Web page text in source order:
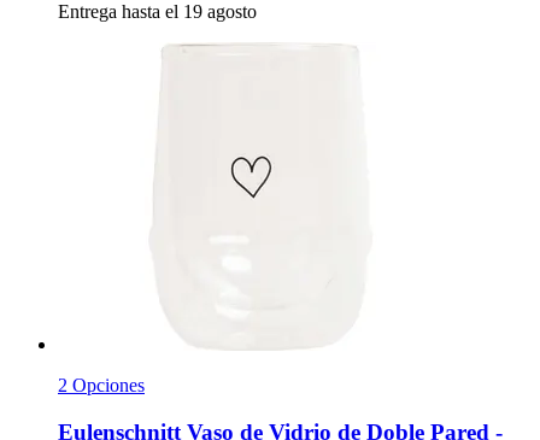
Entrega hasta el 19 agosto
2 Opciones
Eulenschnitt Vaso de Vidrio de Doble Pared -​